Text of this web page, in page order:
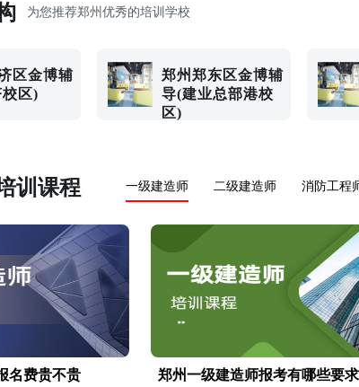
为您推荐郑州优秀的培训学校
区金博辅
区)
郑州郑东区金博辅
导(建业总部港校
区)
训课程 一级建造师 二级建造师 消防工程
名费贵不贵 郑州一级建造师报考有哪些要求